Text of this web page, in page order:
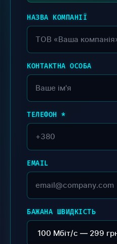
НАЗВА КОМПАНІЇ
КОНТАКТНА ОСОБА
ТЕЛЕФОН *
EMAIL
БАЖАНА ШВИДКІСТЬ